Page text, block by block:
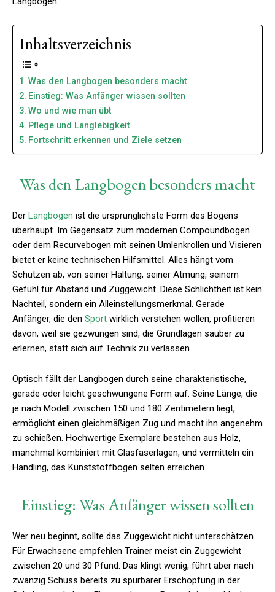
Inhaltsverzeichnis
Was den Langbogen besonders macht
Einstieg: Was Anfänger wissen sollten
Wo und wie man übt
Pflege und Langlebigkeit
Fortschritt erkennen und Ziele setzen
Was den Langbogen besonders macht
Der Langbogen ist die ursprünglichste Form des Bogens
überhaupt. Im Gegensatz zum modernen Compoundbogen
oder dem Recurvebogen mit seinen Umlenkrollen und Visieren
bietet er keine technischen Hilfsmittel. Alles hängt vom
Schützen ab, von seiner Haltung, seiner Atmung, seinem
Gefühl für Abstand und Zuggewicht. Diese Schlichtheit ist kein
Nachteil, sondern ein Alleinstellungsmerkmal. Gerade
Anfänger, die den Sport wirklich verstehen wollen, profitieren
davon, weil sie gezwungen sind, die Grundlagen sauber zu
erlernen, statt sich auf Technik zu verlassen.
Optisch fällt der Langbogen durch seine charakteristische,
gerade oder leicht geschwungene Form auf. Seine Länge, die
je nach Modell zwischen 150 und 180 Zentimetern liegt,
ermöglicht einen gleichmäßigen Zug und macht ihn angenehm
zu schießen. Hochwertige Exemplare bestehen aus Holz,
manchmal kombiniert mit Glasfaserlagen, und vermitteln ein
Handling, das Kunststoffbögen selten erreichen.
Einstieg: Was Anfänger wissen sollten
Wer neu beginnt, sollte das Zuggewicht nicht unterschätzen.
Für Erwachsene empfehlen Trainer meist ein Zuggewicht
zwischen 20 und 30 Pfund. Das klingt wenig, führt aber nach
zwanzig Schuss bereits zu spürbarer Erschöpfung in der